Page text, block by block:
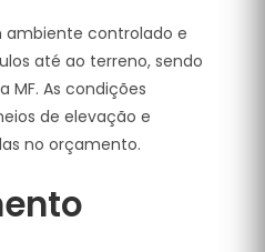
ambiente controlado e
até ao terreno, sendo
MF. As condições
de elevação e
no orçamento.